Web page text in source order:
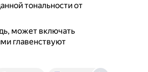
тональности от
может включать
главенствуют